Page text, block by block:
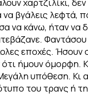
βγάλεις λεφτά,
κάνω, ήταν να
εποχές. Ήσουν
ήμουν όμορφη.
υπόθεση. Κι
του τρανς ή